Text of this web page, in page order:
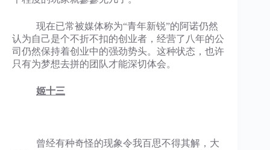
现在已常被媒体称为“青年新锐”的阿诺仍然
认为自己是个不折不扣的创业者，经营了八年的公
司仍然保持着创业中的强劲势头。这种状态，也许
只有为梦想去拼的团队才能深切体会。
姬十三
曾经有种奇怪的现象令我百思不得其解，大